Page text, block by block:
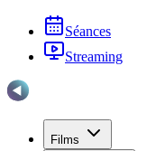
Séances
Streaming
Films